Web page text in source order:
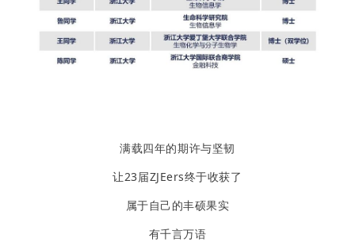
满载四年的期许与坚韧
让23届ZJEers终于收获了
属于自己的丰硕果实
有千言万语